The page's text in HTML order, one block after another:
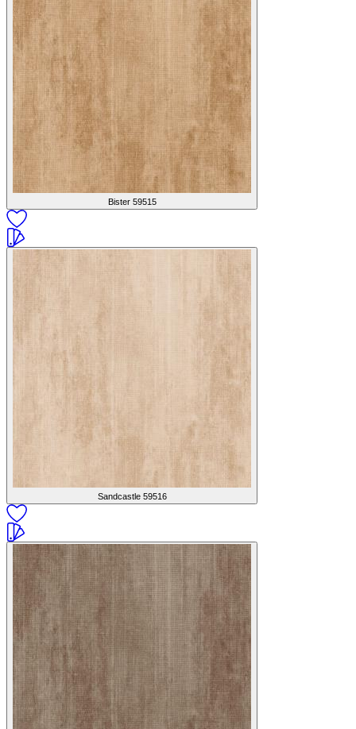
Bister 59515
Sandcastle 59516